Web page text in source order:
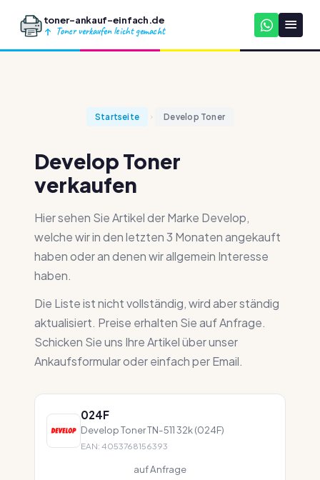
toner-ankauf-einfach.de
Toner verkaufen leicht gemacht
Startseite Develop Toner
Develop Toner
verkaufen
Hier sehen Sie Artikel der Marke Develop,
welche wir in den letzten 3 Monaten angekauft
haben oder an denen wir allgemein Interesse
haben.
Die Liste ist nicht vollständig, wird aber ständig
aktualisiert. Preise erhalten Sie auf Anfrage.
Schicken Sie uns Ihre Artikel über unser
Ankaufsformular oder einfach per Email.
024F
Develop Toner TN-511 32k (024F)
EAN: 4053768156393
auf Anfrage